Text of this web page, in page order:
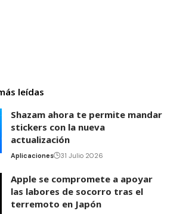
leídas
Shazam ahora te permite mandar
stickers con la nueva
actualización
Aplicaciones 31 Julio 2026
Apple se compromete a apoyar
las labores de socorro tras el
terremoto en Japón